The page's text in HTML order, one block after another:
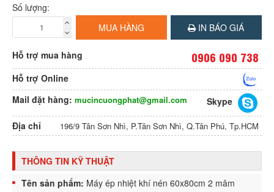
Số lượng:
MUA HÀNG
IN BÁO GIÁ
Hỗ trợ mua hàng 0906 090 738
Hỗ trợ Online
Mail đặt hàng: mucincuongphat@gmail.com
Skype
Địa chỉ
196/9 Tân Sơn Nhì, P.Tân Sơn Nhì, Q.Tân Phú, Tp.HCM
THÔNG TIN KỸ THUẬT
Tên sản phẩm: Máy ép nhiệt khí nén 60x80cm 2 mâm